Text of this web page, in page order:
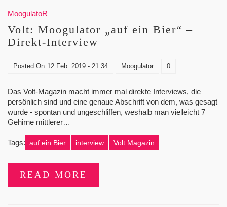
MoogulatoR
Volt: Moogulator „auf ein Bier“ –
Direkt-Interview
Posted On 12 Feb. 2019 - 21:34 Moogulator 0
Das Volt-Magazin macht immer mal direkte Interviews, die
persönlich sind und eine genaue Abschrift von dem, was gesagt
wurde - spontan und ungeschliffen, weshalb man vielleicht 7
Gehirne mittlerer…
Tags: auf ein Bier interview Volt Magazin
READ MORE